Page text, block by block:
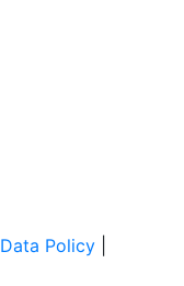
Data Policy